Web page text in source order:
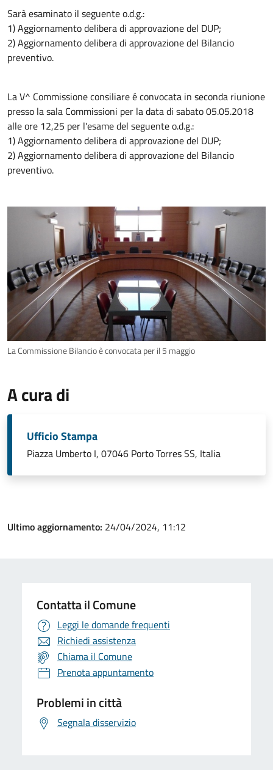
Sarà esaminato il seguente o.d.g.:
1) Aggiornamento delibera di approvazione del DUP;
2) Aggiornamento delibera di approvazione del Bilancio
preventivo.
La V^ Commissione consiliare é convocata in seconda riunione
presso la sala Commissioni per la data di sabato 05.05.2018
alle ore 12,25 per l'esame del seguente o.d.g.:
1) Aggiornamento delibera di approvazione del DUP;
2) Aggiornamento delibera di approvazione del Bilancio
preventivo.
La Commissione Bilancio è convocata per il 5 maggio
A cura di
Ufficio Stampa
Piazza Umberto I, 07046 Porto Torres SS, Italia
Ultimo aggiornamento: 24/04/2024, 11:12
Contatta il Comune
Leggi le domande frequenti
Richiedi assistenza
Chiama il Comune
Prenota appuntamento
Problemi in città
Segnala disservizio